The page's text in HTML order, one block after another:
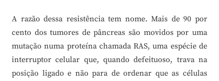
A razão dessa resistência tem nome. Mais de 90 por
cento dos tumores de pâncreas são movidos por uma
mutação numa proteína chamada RAS, uma espécie de
interruptor celular que, quando defeituoso, trava na
posição ligado e não para de ordenar que as células